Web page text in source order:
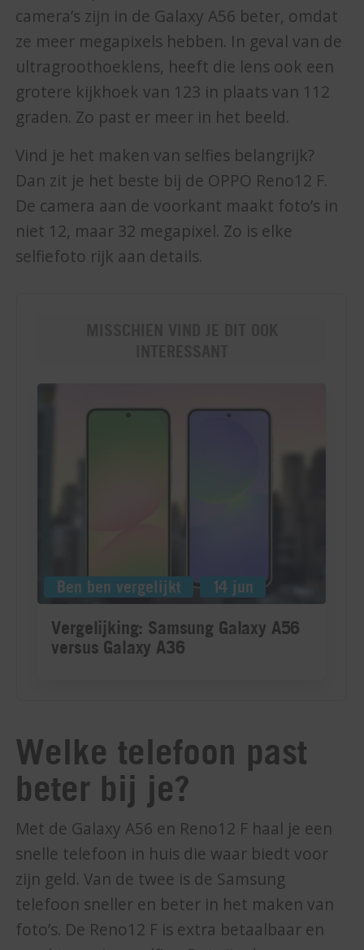
camera’s zijn in de Galaxy A56 beter, omdat
ze meer megapixels hebben. In geval van de
ultragroothoeklens, heeft die lens ook een
grotere kijkhoek van 123 in plaats van 112
graden. Zo past er meer in het beeld.
Vind je het maken van selfies belangrijk?
Dan zit je het beste bij de OPPO Reno12 F.
De camera aan de voorkant maakt foto’s in
niet 12, maar 32 megapixel. Zo is elke
selfiefoto rijk aan details.
Welke telefoon past
beter bij je?
Met de Galaxy A56 en Reno12 F haal je een
snelle telefoon in huis die waar biedt voor
zijn geld. Van de twee is de Samsung
telefoon sneller en beter in het maken van
foto’s. De Reno12 F is extra betaalbaar en